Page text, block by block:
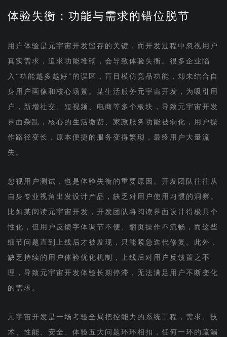
体验失衡：功能与需求的错位脱节
用户体验是元宇宙开发留存的关键，而开发过程中忽视用户
真实需求，追求功能堆砌，会导致体验失衡。很多企业陷
入“功能越多越好”的误区，盲目模仿竞品功能，却未结合自
身用户画像和核心场景。某生活服务元宇宙开发，为吸引用
户，新增社交、短视频、电商等多个板块，导致元宇宙开发
界面杂乱，核心的生活缴费、家政服务功能被弱化，用户操
作路径变长，原本便捷的服务变得繁琐，最终用户大量流
失。
忽视用户测试，也是体验失衡的重要原因。开发团队往往从
自身专业视角出发设计产品，缺乏对用户使用习惯的洞察。
比如某阅读元宇宙开发，开发团队将阅读界面设计得极具个
性化，但用户反馈字体调节不便、翻页操作不流畅，而这些
细节问题直到上线后才被发现，只能紧急迭代修复。此外，
缺乏持续的用户体验优化机制，上线后对用户反馈置之不
理，导致元宇宙开发体验长期停滞，无法满足用户不断变化
的需求。
元宇宙开发是一场考验全局把控能力的系统工程，需求、技
术、性能、安全、体验五大问题环环相扣，任何一环的疏漏